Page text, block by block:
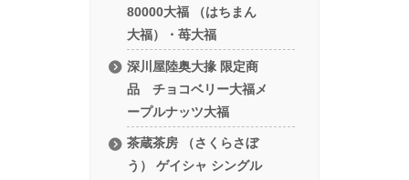
80000大福 （はちまん
大福）・苺大福
深川屋陸奥大掾 限定商
品 チョコベリー大福メ
ープルナッツ大福
茶蔵茶房 （さくらさぼ
う） ゲイシャ シングル